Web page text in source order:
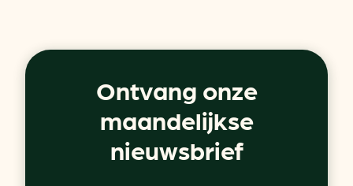
Ontvang onze
maandelijkse
nieuwsbrief